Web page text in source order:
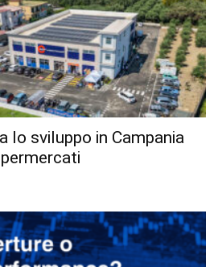
lo sviluppo in Campania